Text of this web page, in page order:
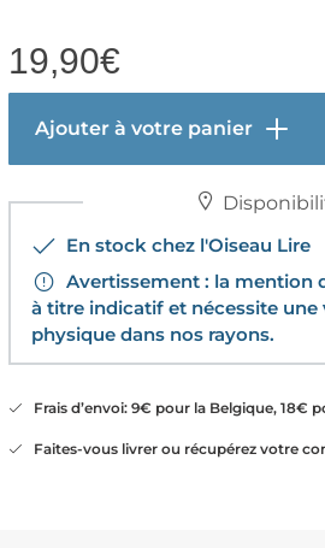
19,90€
Ajouter à votre panier
En stock chez l'Oiseau Lire
Avertissement : la mention
à titre indicatif et nécessite
physique dans nos rayons.
Frais d’envoi: 9€ pour la Belgique, 18€
Faites-vous livrer ou récupérez votre